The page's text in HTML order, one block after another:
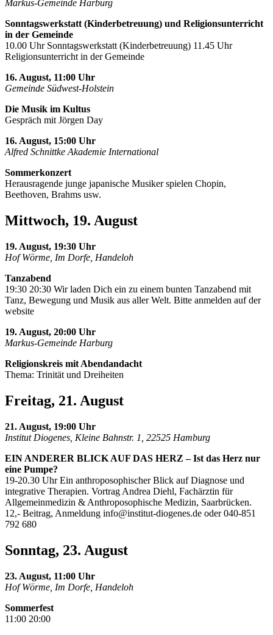
Markus-Gemeinde Harburg
Sonntagswerkstatt (Kinderbetreuung) und Religionsunterricht
in der Gemeinde
10.00 Uhr Sonntagswerkstatt (Kinderbetreuung) 11.45 Uhr
Religionsunterricht in der Gemeinde
16. August, 11:00 Uhr
Gemeinde Südwest-Holstein
Die Musik im Kultus
Gespräch mit Jörgen Day
16. August, 15:00 Uhr
Alfred Schnittke Akademie International
Sommerkonzert
Herausragende junge japanische Musiker spielen Chopin,
Beethoven, Brahms usw.
Mittwoch, 19. August
19. August, 19:30 Uhr
Hof Wörme, Im Dorfe, Handeloh
Tanzabend
19:30 20:30 Wir laden Dich ein zu einem bunten Tanzabend mit
Tanz, Bewegung und Musik aus aller Welt. Bitte anmelden auf der
website
19. August, 20:00 Uhr
Markus-Gemeinde Harburg
Religionskreis mit Abendandacht
Thema: Trinität und Dreiheiten
Freitag, 21. August
21. August, 19:00 Uhr
Institut Diogenes, Kleine Bahnstr. 1, 22525 Hamburg
EIN ANDERER BLICK AUF DAS HERZ – Ist das Herz nur
eine Pumpe?
19-20.30 Uhr Ein anthroposophischer Blick auf Diagnose und
integrative Therapien. Vortrag Andrea Diehl, Fachärztin für
Allgemeinmedizin & Anthroposophische Medizin, Saarbrücken.
12,- Beitrag, Anmeldung info@institut-diogenes.de oder 040-851
792 680
Sonntag, 23. August
23. August, 11:00 Uhr
Hof Wörme, Im Dorfe, Handeloh
Sommerfest
11:00 20:00